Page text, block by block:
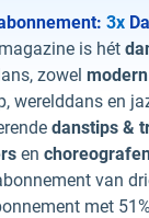
3x
is hét
zowel modern
werelddans en
danstips &
en
van
met